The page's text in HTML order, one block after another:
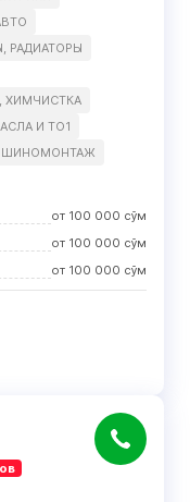
РАДИАТОРЫ
ХИМЧИСТКА
И ТО1
ШИНОМОНТАЖ
от 100 000 сўм
от 100 000 сўм
от 100 000 сўм